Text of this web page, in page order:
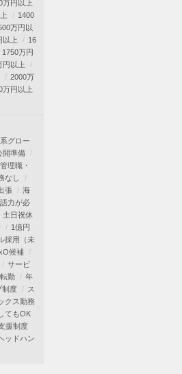
万円以上
1400
万円以
以上
16
1750万円
円以上
2000万
万円以上
グロー
開準備
管理職・
なし
張
海
力が必
土日祝休
1億円
採用（未
候補
サービ
勤
年
制度
ス
クス勤務
てもOK
援制度
ッドハン